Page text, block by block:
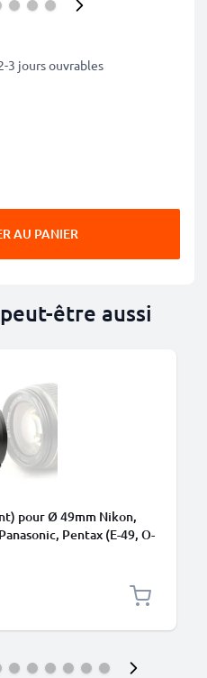
3 jours ouvrables
AU PANIER
être aussi
pour Ø 49mm Nikon,
Pentax (E-49, O-